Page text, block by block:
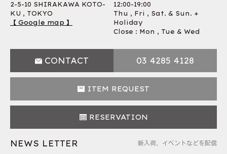
2-5-10 SHIRAKAWA KOTO-
KU , TOKYO
【 Google map 】
12:00-19:00
Thu , Fri , Sat. & Sun. +
Holiday
Close : Mon , Tue & Wed
CONTACT 03 4285 4128
ITEM REQUEST
RESERVATION
NEWS LETTER 新入荷、イベントなどを配信